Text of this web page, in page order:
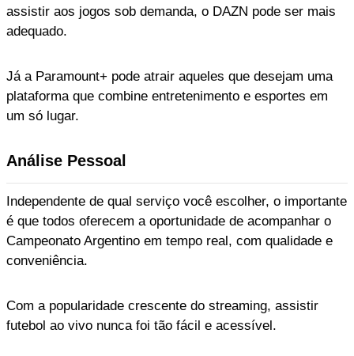
assistir aos jogos sob demanda, o DAZN pode ser mais
adequado.
Já a Paramount+ pode atrair aqueles que desejam uma
plataforma que combine entretenimento e esportes em
um só lugar.
Análise Pessoal
Independente de qual serviço você escolher, o importante
é que todos oferecem a oportunidade de acompanhar o
Campeonato Argentino em tempo real, com qualidade e
conveniência.
Com a popularidade crescente do streaming, assistir
futebol ao vivo nunca foi tão fácil e acessível.